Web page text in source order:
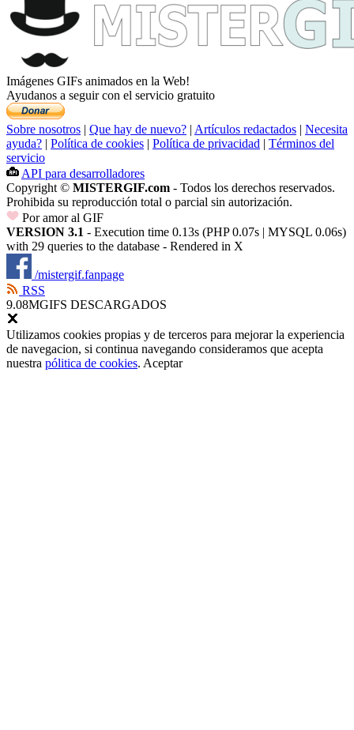
Imágenes GIFs animados en la Web!
Ayudanos a seguir con el servicio gratuito
Sobre nosotros Que hay de nuevo? Artículos redactados
Necesita
ayuda?
Política de cookies Política de privacidad
Términos del
servicio
API para desarrolladores
Copyright © MISTERGIF.com - Todos los derechos reservados.
Prohibida su reproducción total o parcial sin autorización.
Por amor al GIF
VERSION 3.1 - Execution time 0.13s (PHP 0.07s | MYSQL 0.06s)
with 29 queries to the database - Rendered in X
/mistergif.fanpage
RSS
9.08MGIFS DESCARGADOS
Utilizamos cookies propias y de terceros para mejorar la experiencia
de navegacion, si continua navegando consideramos que acepta
nuestra pólitica de cookies. Aceptar